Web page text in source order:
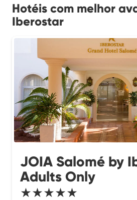
Hotéis com melhor
Iberostar
JOIA Salomé by
Adults Only
★★★★★